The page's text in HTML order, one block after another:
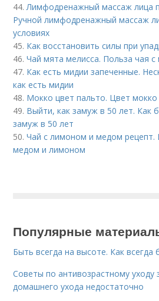
44. Лимфодренажный массаж лица
Ручной лимфодренажный массаж
условиях
45. Как восстановить силы при
46.Чай мята мелисса. Польза чая с
47. Как есть мидии запеченные.
как есть мидии
48. Мокко цвет пальто. Цвет мокко
49. Выйти, как замуж в 50 лет. Как
замуж в 50 лет
50.Чай с лимоном и медом рецепт.
медом и лимоном
Популярные
Быть всегда на высоте. Как всегда
Советы по антивозрастному уходу
домашнего ухода недостаточно